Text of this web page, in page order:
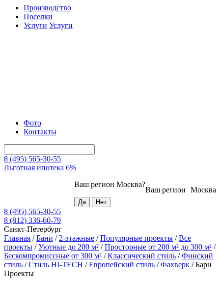
Производство
Поселки
Услуги Услуги
Фото
Контакты
8 (495) 565-30-55
Льготная ипотека 6%
Москва
Ваш регион
Ваш регион Москва?
8 (495) 565-30-55
8 (812) 336-60-79
Санкт-Петербург
Главная /Бани / 2-этажные /Популярные проекты /Все
проекты /Уютные до 200 м² /Просторные от 200 м² до 300 м² /
Бескомпромиссные от 300 м² /Классический стиль /Финский
стиль /Стиль HI-TECH /Европейский стиль /Фахверк /Барн
Проекты